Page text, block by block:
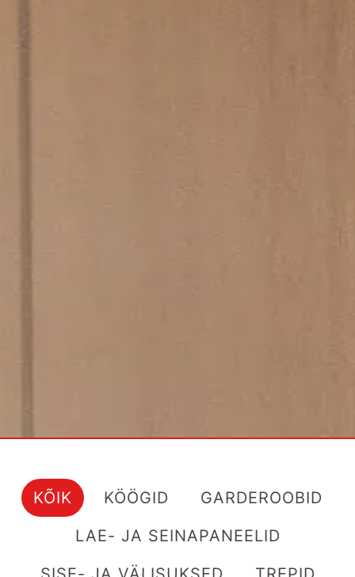
KÕIK KÖÖGID
GARDEROOBID
LAE- JA SEINAPANEELID